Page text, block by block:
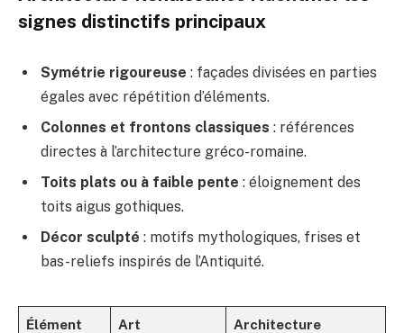
signes distinctifs principaux
Symétrie rigoureuse : façades divisées en parties
égales avec répétition d’éléments.
Colonnes et frontons classiques : références
directes à l’architecture gréco-romaine.
Toits plats ou à faible pente : éloignement des
toits aigus gothiques.
Décor sculpté : motifs mythologiques, frises et
bas-reliefs inspirés de l’Antiquité.
Élément
Art
Architecture